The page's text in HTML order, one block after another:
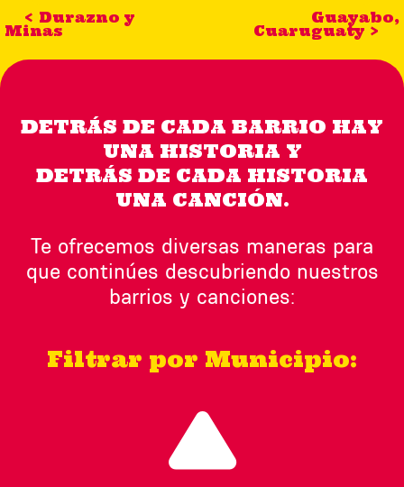
< Durazno y
Minas
Guayabo,
Cuaruguaty >
DETRÁS DE CADA BARRIO HAY
UNA HISTORIA Y
DETRÁS DE CADA HISTORIA
UNA CANCIÓN.
Te ofrecemos diversas maneras para
que continúes descubriendo nuestros
barrios y canciones:
Filtrar por Municipio: